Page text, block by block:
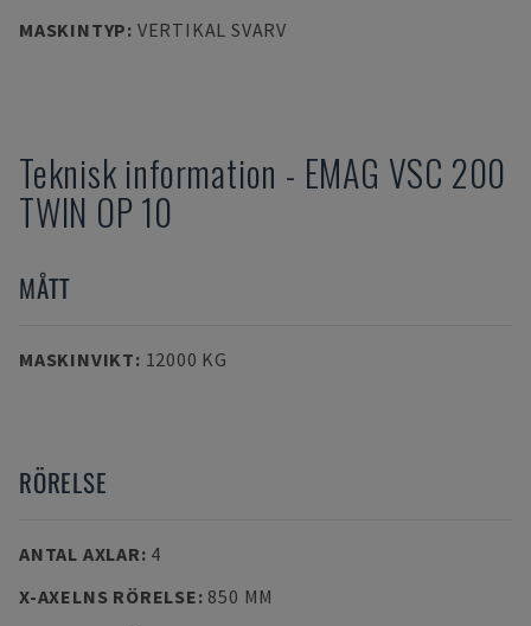
MASKINTYP: VERTIKAL SVARV
Teknisk information - EMAG VSC 200
TWIN OP 10
MÅTT
MASKINVIKT: 12000 KG
RÖRELSE
ANTAL AXLAR: 4
X-AXELNS RÖRELSE: 850 MM